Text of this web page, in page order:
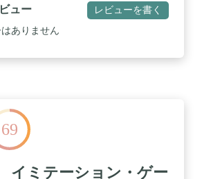
ュー レビューを書く
ありません
69
イミテーション・ゲー